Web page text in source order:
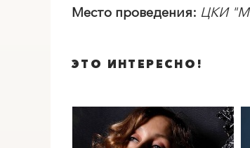
Место проведения: ЦКИ "
ЭТО ИНТЕРЕСНО!